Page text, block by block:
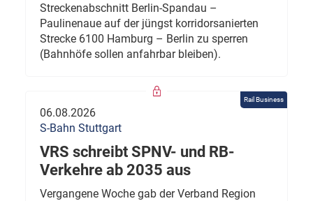
Streckenabschnitt Berlin-Spandau –
Paulinenaue auf der jüngst korridorsanierten
Strecke 6100 Hamburg – Berlin zu sperren
(Bahnhöfe sollen anfahrbar bleiben).
Rail Business
06.08.2026
S-Bahn Stuttgart
VRS schreibt SPNV- und RB-
Verkehre ab 2035 aus
Vergangene Woche gab der Verband Region